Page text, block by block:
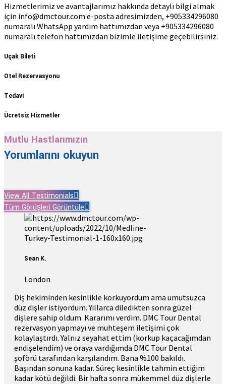
Hizmetlerimiz ve avantajlarımız hakkında detaylı bilgi almak
için info@dmctour.com e-posta adresimizden, +905334296080
numaralı WhatsApp yardım hattımızdan veya +905334296080
numaralı telefon hattımızdan bizimle iletişime geçebilirsiniz.
Uçak Bileti
Otel Rezervasyonu
Tedavi
Ücretsiz Hizmetler
Mutlu Hastlarımızın
Yorumlarını okuyun
View All Testimonials
Tüm Görüşleri Görüntüle
Sean K.
London
Diş hekiminden kesinlikle korkuyordum ama umutsuzca
düz dişler istiyordum. Yıllarca diledikten sonra güzel
dişlere sahip oldum. Kararımı verdim. DMC Tour Dental
rezervasyon yapmayı ve muhteşem iletişimi çok
kolaylaştırdı. Yalnız seyahat ettim (korkup kaçacağımdan
endişelendim) ve oraya vardığımda DMC Tour Dental
şoförü tarafından karşılandım. Bana %100 bakıldı.
Başından sonuna kadar. Süreç kesinlikle tahmin ettiğim
kadar kötü değildi. Bir hafta sonra mükemmel düz dişlerle